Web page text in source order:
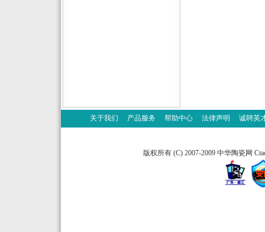
关于我们 产品服务 帮助中心 法律声明 诚聘英
版权所有 (C) 2007-2009 中华陶瓷网